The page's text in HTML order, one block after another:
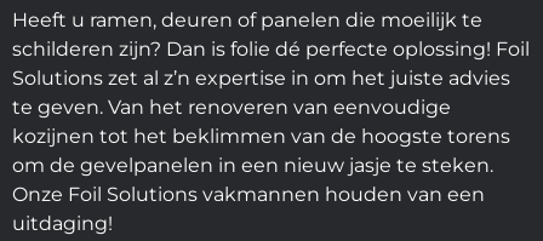
Heeft u ramen, deuren of panelen die moeilijk te
schilderen zijn? Dan is folie dé perfecte oplossing! Foil
Solutions zet al z’n expertise in om het juiste advies
te geven. Van het renoveren van eenvoudige
kozijnen tot het beklimmen van de hoogste torens
om de gevelpanelen in een nieuw jasje te steken.
Onze Foil Solutions vakmannen houden van een
uitdaging!